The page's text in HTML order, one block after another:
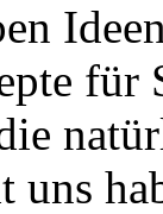
für
uns